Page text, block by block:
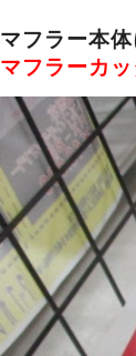
マフラー本
マフラーカ